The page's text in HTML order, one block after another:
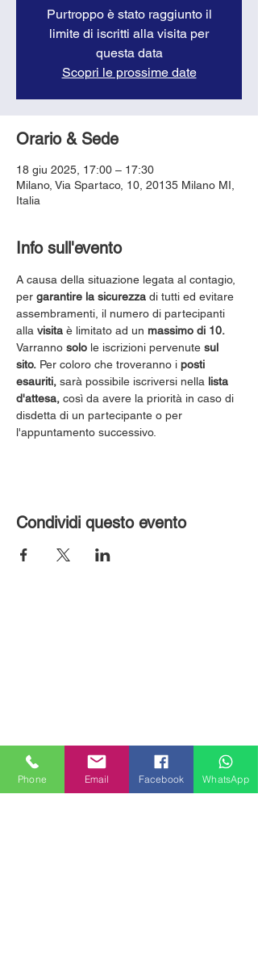
Purtroppo è stato raggiunto il
limite di iscritti alla visita per
questa data
Scopri le prossime date
Orario & Sede
18 giu 2025, 17:00 – 17:30
Milano, Via Spartaco, 10, 20135 Milano MI,
Italia
Info sull'evento
A causa della situazione legata al contagio,
per garantire la sicurezza di tutti ed evitare
assembramenti, il numero di partecipanti
alla visita è limitato ad un massimo di 10.
Varranno solo le iscrizioni pervenute sul
sito. Per coloro che troveranno i posti
esauriti, sarà possibile iscriversi nella lista
d'attesa, così da avere la priorità in caso di
disdetta di un partecipante o per
l'appuntamento successivo.
Condividi questo evento
Phone Email Facebook WhatsApp